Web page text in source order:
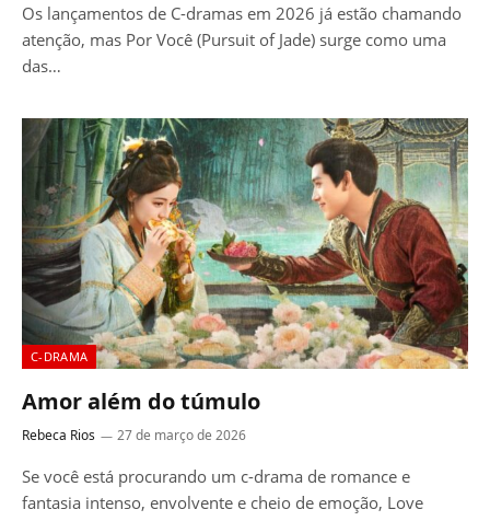
Os lançamentos de C-dramas em 2026 já estão chamando
atenção, mas Por Você (Pursuit of Jade) surge como uma
das…
C-DRAMA
Amor além do túmulo
Rebeca Rios 27 de março de 2026
Se você está procurando um c-drama de romance e
fantasia intenso, envolvente e cheio de emoção, Love